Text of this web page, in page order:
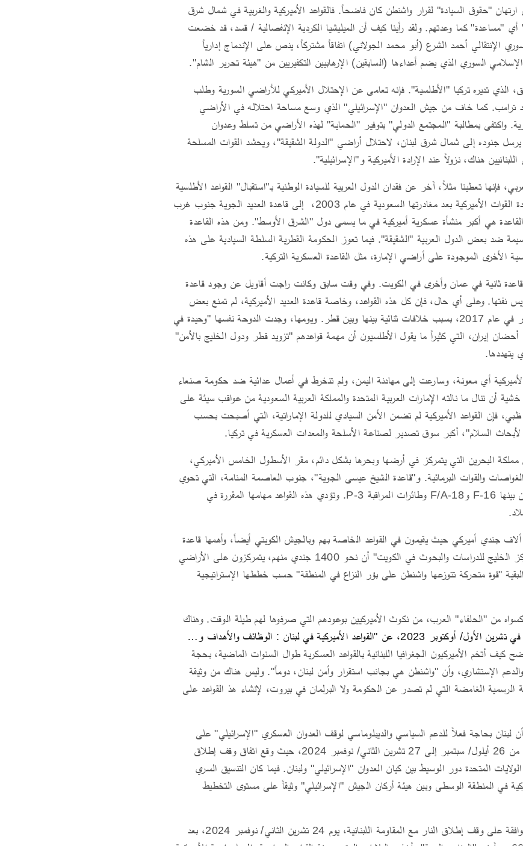
"حقوق السيادة" لقرار واشنطن كان فاضحاً. فالقواعد الأميركية والغربية في شمال شرق
أي "مساعدة" كما وعدتهم. ولقد رأينا كيف أن الميليشيا الكردية الإنفصالية / قسد، قد خضعت
الإنتقالي أحمد الشرع (أبو محمد الجولاني) اتفاقاً مشتركاً، ينص على الإندماج إدارياً
السوري الذي يضم أعداءها (السابقين) الإرهابيين التكفيريين من "هيئة تحرير الشام".
تديره تركيا "الأطلسية". فإنه تعامى عن الإحتلال الأميركي للأراضي السورية وطلب
ترامب. كما خاف من جيش العدوان "الإسرائيلي" الذي وسع مساحة احتلاله في الأراضي
واكتفى بمطالبة "المجتمع الدولي" بتوفير "الحماية" لهذه الأراضي من تسلط وعدوان
يرسل جنوده إلى شمال شرق لبنان، لاحتلال أراضي "الدولة الشقيقة"، ويحشد القوات المسلحة
هناك، نزولاً عند الإرادة الأميركية و"الإسرائيلية".
فإنها تعطينا مثلاً، آخر عن فقدان الدول العربية للسيادة الوطنية بـ"استقبال" القواعد الأطلسية
في أراضيها. فقد تم نقل مقر قيادة القوات الأميركية بعد مغادرتها السعودية في عام 2003، إلى قاعدة العديد الجوية جنوب غرب
هي أكبر منشأة عسكرية أميركية في ما يسمى دول "الشرق الأوسط". ومن هذه القاعدة
ضد بعض الدول العربية "الشقيقة". فيما تعوز الحكومة القطرية السلطة السيادية على هذه
الأخرى الموجودة على أراضي الإمارة، مثل القاعدة العسكرية التركية.
قاعدة ثانية في عمان وأخرى في الكويت. وفي وقت سابق وكانت راجت أقاويل عن وجود قاعدة
نفتها. وعلى أي حال، فإن كل هذه القواعد، وخاصة قاعدة العديد الأميركية، لم تمنع بعض
الدول العربية من "محاصرة" قطر في عام 2017، بسبب خلافات ثنائية بينها وبين قطر. ويومها، وجدت الدوحة نفسها "وحيدة في
إيران، التي كثيراً ما يقول الأطلسيون أن مهمة قواعدهم "تزويد قطر ودول الخليج بالأمن"
يتهددها.
أي معونة، وسارعت إلى مهادنة اليمن، ولم تنخرط في أعمال عدائية ضد حكومة صنعاء
خشية أن تنال ما نالته الإمارات العربية المتحدة والمملكة العربية السعودية من عواقب سيئة على
فإن القواعد الأميركية لم تضمن الأمن السيادي للدولة الإماراتية، التي أصبحت بحسب
لأبحاث السلام"، أكبر سوق تصدير لصناعة الأسلحة والمعدات العسكرية في تركيا.
البحرين التي يتمركز في أرضها وبحرها بشكل دائم، مقر الأسطول الخامس الأميركي،
والقوات البرمائية. و"قاعدة الشيخ عيسى الجوية"، جنوب العاصمة المنامة، التي تحوي
طائرات حربية أميركية للقتال، من بينها F-16 وF/A-18 وطائرات المراقبة P-3. وتؤدي هذه القواعد مهامها المقررة في
كما ينتشر في الكويت نحو 10 ألاف جندي أميركي حيث يقيمون في القواعد الخاصة بهم وبالجيش الكويتي أيضاً، وأهمها قاعدة
علي السالم الجوية. وكشف "مركز الخليج للدراسات والبحوث في الكويت" أن نحو 1400 جندي منهم، يتمركزون على الأراضي
"قوة متحركة تتوزعها واشنطن على بؤر النزاع في المنطقة" حسب خططها الإستراتيجية
من "الحلفاء" العرب، من نكوث الأميركيين بوعودهم التي صرفوها لهم طيلة الوقت. وهناك
تقرير مفصل نشره موقع الحقول في تشرين الأول/ أوكتوبر 2023، عن "القواعد الأميركية في لبنان : الوظائف والأهداف و…
كيف أتخم الأميركيون الجغرافيا اللبنانية بالقواعد العسكرية طوال السنوات الماضية، بحجة
الإستشاري، وأن "واشنطن هي بجانب استقرار وأمن لبنان، دوماً". وليس هناك من وثيقة
الرسمية الغامضة التي لم تصدر عن الحكومة ولا البرلمان في بيروت، لإنشاء هذ القواعد على
لبنان بحاجة فعلاً للدعم السياسي والديبلوماسي لوقف العدوان العسكري "الإسرائيلي" على
البشر والحجر فيه، الذي استمر من 26 أيلول/ سبتمبر إلى 27 تشرين الثاني/ نوفمبر 2024، حيث وقع اتفاق وقف إطلاق
المتحدة دور الوسيط بين كيان العدوان "الإسرائيلي" ولبنان. فيما كان التنسيق السري
في المنطقة الوسطى وبين هيئة أركان الجيش "الإسرائيلي" وثيقاً على مستوى التخطيط
ولما اضطرت "إسرائيل" إلى الموافقة على وقف إطلاق النار مع المقاومة اللبنانية، يوم 24 تشرين الثاني/ نوفمبر 2024، بعد